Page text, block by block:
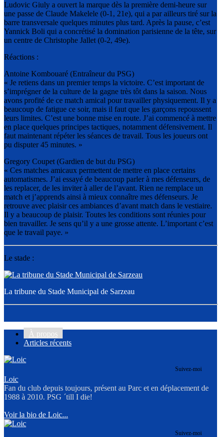
Ludovic Giuly a ouvert la marque dès la première demi-heure sur
une passe de Claude Makelele (0-1, 21e), qui a par ailleurs tiré sur la
barre transversale quelques minutes plus tard. Après la pause, c’est
Yannick Boli qui a concrétisé la domination parisienne de la tête, sur
un centre de Christophe Jallet (0-2, 49e).
Réactions :
Antoine Kombouaré (Entraîneur du PSG)
« Je retiens dans un premier temps la victoire. C’est important de
s’imprégner de la culture de la gagne très tôt dans la saison. Nous
avons profité de ce match amical pour travailler physiquement. Il y a
beaucoup de fatigue ce soir, mais il faut que les garçons repoussent
leurs limites. C’est une bonne mise en route. J’ai commencé à mettre
en place quelques principes tactiques, notamment défensivement. Il
faut maintenant répéter les séances de travail. Tous les joueurs ont
pu disputer 45 minutes. »
Gregory Coupet (Gardien de but du PSG)
« Ces matches amicaux permettent de mettre en place certains
automatismes. J’ai essayé de beaucoup parler à mes défenseurs, de
les replacer, de les inviter à aller de l’avant. Rien ne remplace un
match et j’apprends ainsi à mieux connaître mes défenseurs. Je
retrouve avec plaisir ces ambiances d’avant match dans le vestiaire.
Il y a beaucoup de plaisir. Toutes les conditions sont réunies pour
bien travailler. Je sens qu’il y a une grosse attente. L’important c’est
que le travail paye. »
Le stade :
La tribune du Stade Municipal de Sarzeau
À propos
Articles récents
Suivez-moi
Loic
Fan du club depuis toujours, présent au Parc et en déplacement de
1988 à 2010. PSG ´till I die!
Voir la bio de Loic...
Suivez-moi